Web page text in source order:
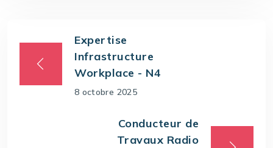
Expertise
Infrastructure
Workplace - N4
8 octobre 2025
Conducteur de
Travaux Radio